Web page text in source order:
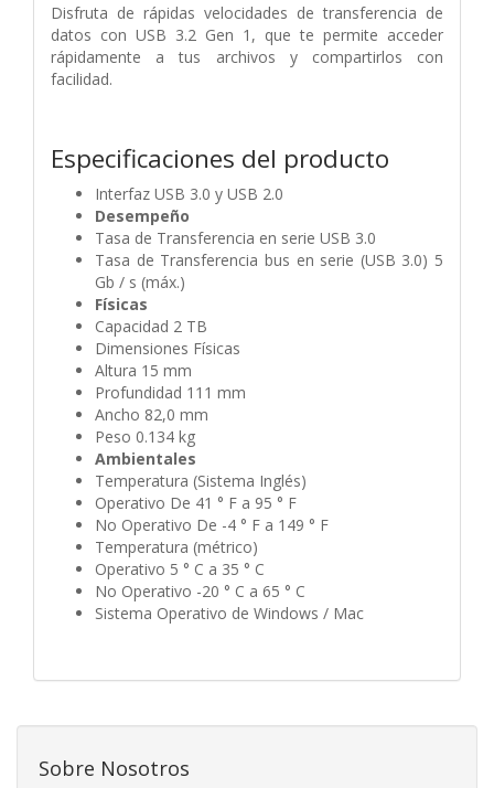
Disfruta de rápidas velocidades de transferencia de
datos con USB 3.2 Gen 1, que te permite acceder
rápidamente a tus archivos y compartirlos con
facilidad.
Especificaciones del producto
Interfaz USB 3.0 y USB 2.0
Desempeño
Tasa de Transferencia en serie USB 3.0
Tasa de Transferencia bus en serie (USB 3.0) 5
Gb / s (máx.)
Físicas
Capacidad 2 TB
Dimensiones Físicas
Altura 15 mm
Profundidad 111 mm
Ancho 82,0 mm
Peso 0.134 kg
Ambientales
Temperatura (Sistema Inglés)
Operativo De 41 ° F a 95 ° F
No Operativo De -4 ° F a 149 ° F
Temperatura (métrico)
Operativo 5 ° C a 35 ° C
No Operativo -20 ° C a 65 ° C
Sistema Operativo de Windows / Mac
Sobre Nosotros